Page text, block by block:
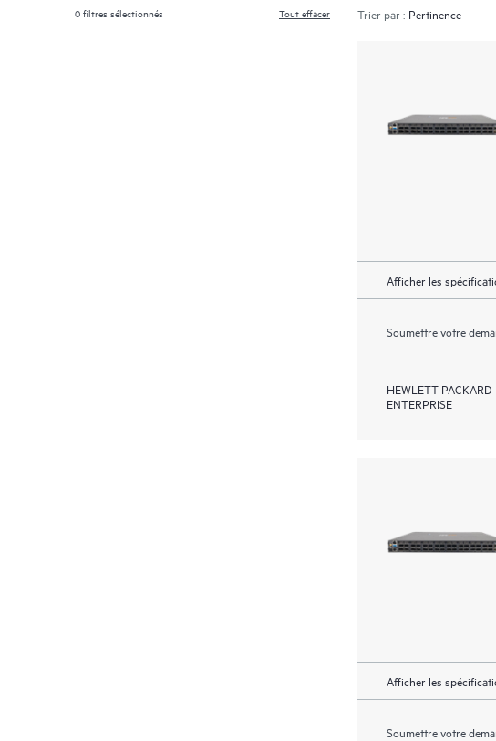
0filtres sélectionnés Tout effacer Trier par :
Afficher les
Soumettre votre
HEWLETT PACKARD
ENTERPRISE
Afficher les
Soumettre votre